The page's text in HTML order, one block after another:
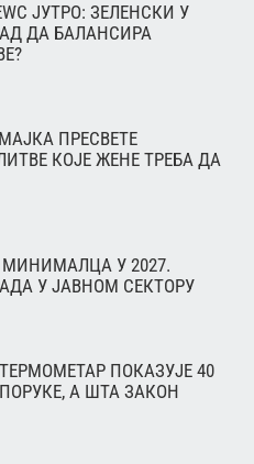
ЈУТРО: ЗЕЛЕНСКИ У
ДА БАЛАНСИРА
ПРЕСВЕТЕ
КОЈЕ ЖЕНЕ ТРЕБА ДА
У 2027.
У ЈАВНОМ СЕКТОРУ
ПОКАЗУЈЕ 40
А ШТА ЗАКОН